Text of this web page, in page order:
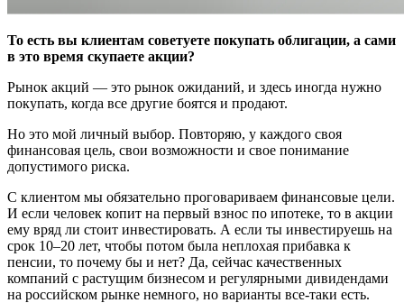
То есть вы клиентам советуете покупать облигации, а сами
в это время скупаете акции?
Рынок акций — это рынок ожиданий, и здесь иногда нужно
покупать, когда все другие боятся и продают.
Но это мой личный выбор. Повторяю, у каждого своя
финансовая цель, свои возможности и свое понимание
допустимого риска.
С клиентом мы обязательно проговариваем финансовые цели.
И если человек копит на первый взнос по ипотеке, то в акции
ему вряд ли стоит инвестировать. А если ты инвестируешь на
срок 10–20 лет, чтобы потом была неплохая прибавка к
пенсии, то почему бы и нет? Да, сейчас качественных
компаний с растущим бизнесом и регулярными дивидендами
на российском рынке немного, но варианты все-таки есть.